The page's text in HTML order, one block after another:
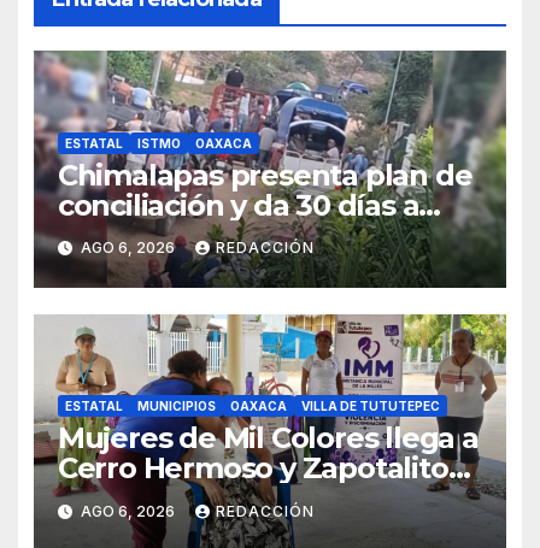
ESTATAL ISTMO OAXACA
Chimalapas presenta plan de
conciliación y da 30 días a
ejidos chiapanecos para
definir situación territorial
AGO 6, 2026 REDACCIÓN
ESTATAL MUNICIPIOS OAXACA VILLA DE TUTUTEPEC
Mujeres de Mil Colores llega a
Cerro Hermoso y Zapotalito
para fortalecer redes de
apoyo y prevenir violencias
AGO 6, 2026 REDACCIÓN